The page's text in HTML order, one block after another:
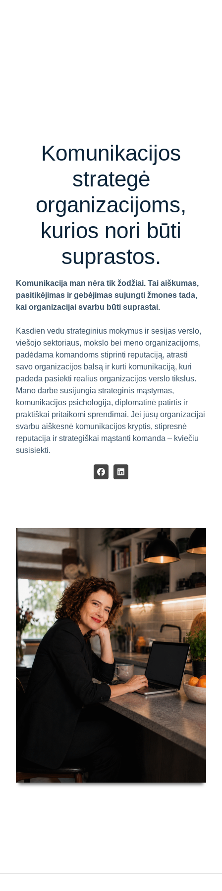
Komunikacijos
strategė
organizacijoms,
kurios nori būti
suprastos.
Komunikacija man nėra tik žodžiai. Tai aiškumas,
pasitikėjimas ir gebėjimas sujungti žmones tada,
kai organizacijai svarbu būti suprastai.
Kasdien vedu strateginius mokymus ir sesijas verslo,
viešojo sektoriaus, mokslo bei meno organizacijoms,
padėdama komandoms stiprinti reputaciją, atrasti
savo organizacijos balsą ir kurti komunikaciją, kuri
padeda pasiekti realius organizacijos verslo tikslus.
Mano darbe susijungia strateginis mąstymas,
komunikacijos psichologija, diplomatinė patirtis ir
praktiškai pritaikomi sprendimai. Jei jūsų organizacijai
svarbu aiškesnė komunikacijos kryptis, stipresnė
reputacija ir strategiškai mąstanti komanda – kviečiu
susisiekti.